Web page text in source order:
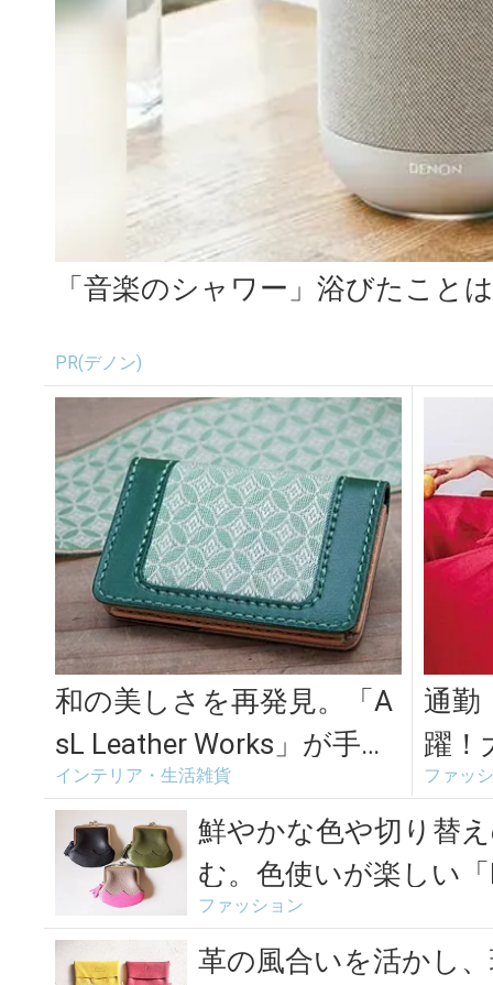
「音楽のシャワー」浴びたこと
PR(デノン)
和の美しさを再発見。「A
sL Leather Works」が手作
りする素敵な革小...
インテリア・生活雑貨
通勤
躍！
ファッ
鮮やかな色や切り替
む。色使いが楽しい
ファッション
革の風合いを活かし